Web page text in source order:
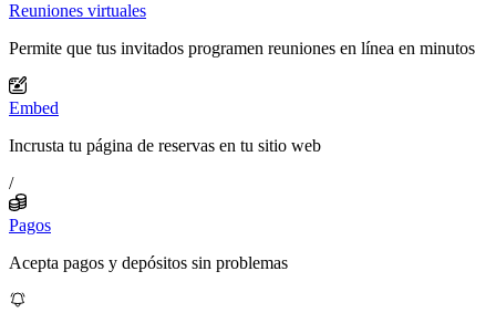
Reuniones virtuales
Permite que tus invitados programen reuniones en línea en minutos
Embed
Incrusta tu página de reservas en tu sitio web
/
Pagos
Acepta pagos y depósitos sin problemas